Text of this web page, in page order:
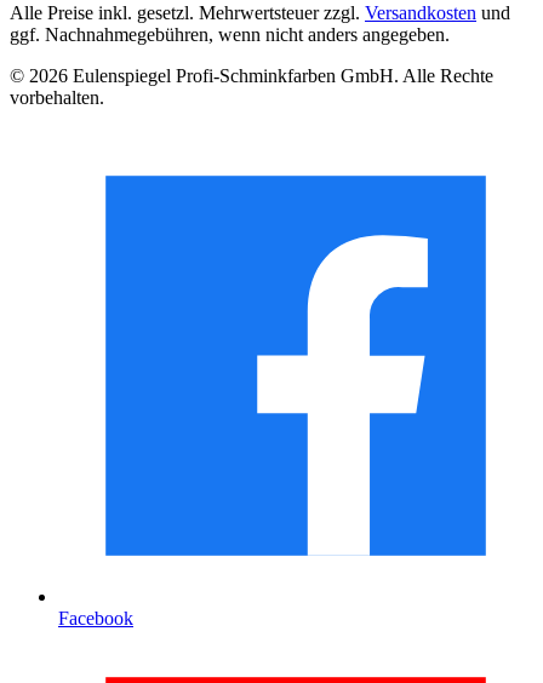
Alle Preise inkl. gesetzl. Mehrwertsteuer zzgl. Versandkosten und
ggf. Nachnahmegebühren, wenn nicht anders angegeben.
© 2026 Eulenspiegel Profi-Schminkfarben GmbH. Alle Rechte
vorbehalten.
Facebook